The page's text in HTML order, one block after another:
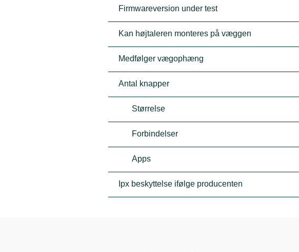
Firmwareversion under test
Kan højtaleren monteres på væggen
Medfølger vægophæng
Antal knapper
Størrelse
Forbindelser
Apps
Ipx beskyttelse ifølge producenten